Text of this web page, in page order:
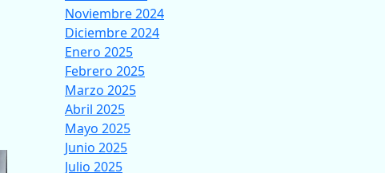
Noviembre 2024
Diciembre 2024
Enero 2025
Febrero 2025
Marzo 2025
Abril 2025
Mayo 2025
Junio 2025
Julio 2025